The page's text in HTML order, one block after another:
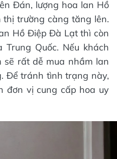
Đán, lượng hoa lan Hồ
trường càng tăng lên.
Hồ Điệp Đà Lạt thì còn
Quốc. Nếu khách
sẽ rất dễ mua nhầm lan
Để tránh tình trạng này,
đơn vị cung cấp hoa uy